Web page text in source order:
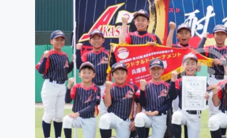
映像・映画
ビジネス・起業
まちづくり・地域活性化